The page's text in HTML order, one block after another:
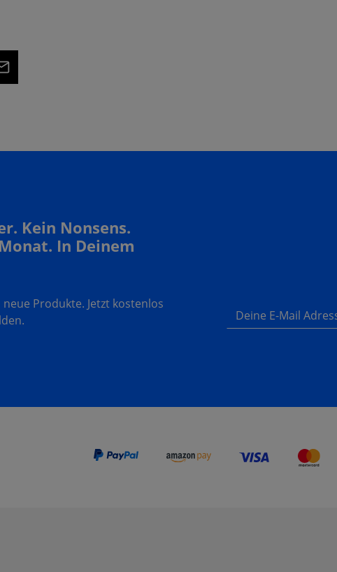
Kein Nonsens.
In Deinem
Produkte. Jetzt kostenlos
Deine E-Mail Adresse